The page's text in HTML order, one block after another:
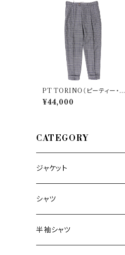
PT TORINO（ピーティー・ト
リノ） パンツ THE REPORT
ER 32668
¥44,000
CATEGORY
ジャケット
～44/S
46/M
シャツ
～44/S
半袖シャツ